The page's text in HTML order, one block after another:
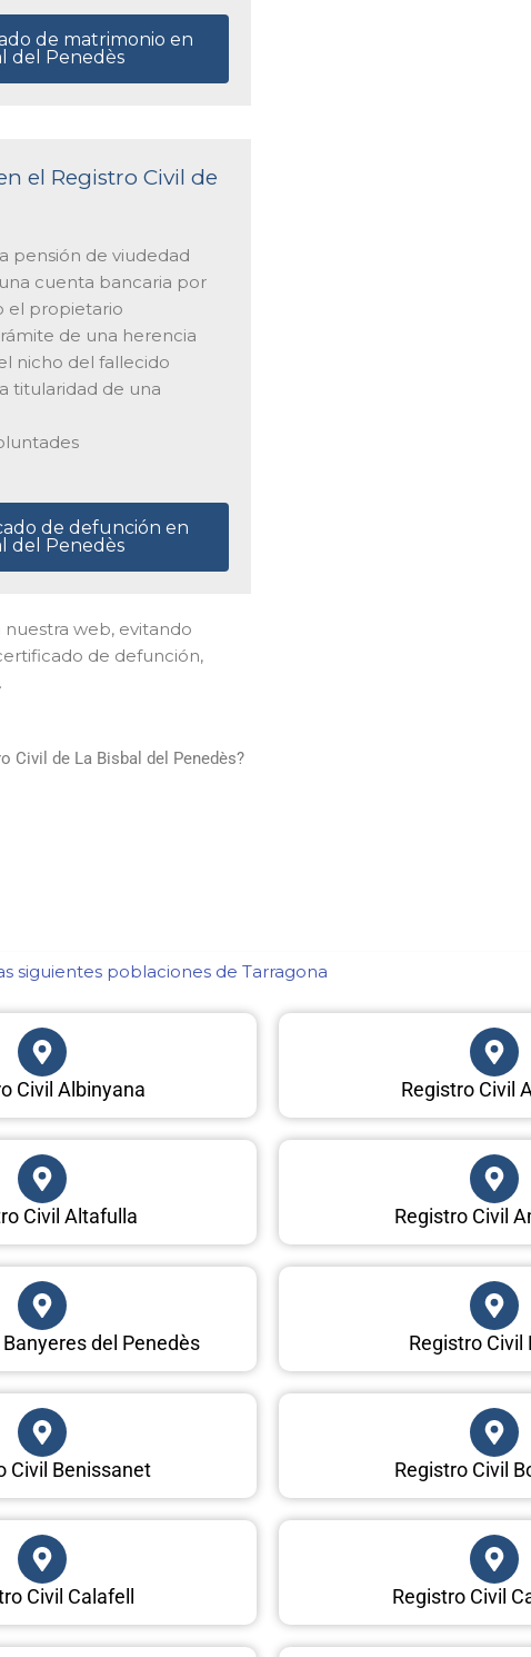
de matrimonio en
del Penedès
el Registro Civil de
pensión de viudedad
cuenta bancaria por
el propietario
de una herencia
nicho del fallecido
titularidad de una
de defunción en
del Penedès
nuestra web, evitando
de defunción,
Civil de La Bisbal del Penedès?
siguientes poblaciones de Tarragona​
Civil Albinyana Registro Civil
Civil Altafulla Registro Civil
del Penedès Registro Civil
Civil Benissanet Registro Civil
Civil Calafell Registro Civil